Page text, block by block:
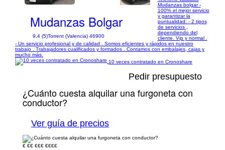
Mudanzas Bolgar
9,4 (5)Torrent (Valencia) 46900
Mudanzas bolgar -
100% el mejor servicio
y garantizar la
puntualidad: - 2 tipos
de servicios ,
dependiendo del
cliente. Vip y normal .
- Un servicio profesional y de calidad . Somos eficientes y rápidos en nuestro
trabajo . Trabajadores cualificados y formados . Contamos con embalajes, cajas y
mucho más.
10 veces contratado en Cronoshare
Pedir presupuesto
¿Cuánto cuesta alquilar una furgoneta con
conductor?
Ver guía de precios
€ €€ €€€ €€€€